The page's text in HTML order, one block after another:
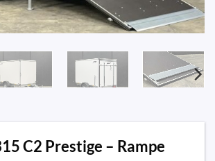
C2 Prestige – Rampe